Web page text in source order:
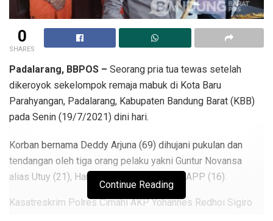
0
SHARES
Padalarang, BBPOS – Seorang pria tua tewas setelah
dikeroyok sekelompok remaja mabuk di Kota Baru
Parahyangan, Padalarang, Kabupaten Bandung Barat (KBB)
pada Senin (19/7/2021) dini hari.
Korban bernama Deddy Arjuna (69) dihujani pukulan dan
tendangan oleh tiga orang pelaku yakni Guntur Novansa
alias Utuy (21), Haris Budiman (21), dan MAPP (16).
Kasatreskrim Polres Cimahi AKP Yohannes Redhoi Sigiro
Continue Reading